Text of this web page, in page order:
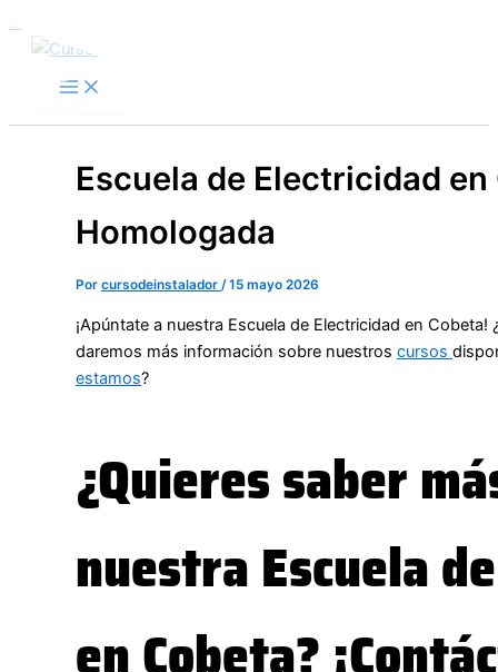
Ir al contenido
Escuela de Electricidad en
Homologada
Por cursodeinstalador /15 mayo 2026
¡Apúntate a nuestra Escuela de Electricidad en Cobeta!
daremos más información sobre nuestros cursos
estamos?
¿Quieres saber
nuestra Escuela